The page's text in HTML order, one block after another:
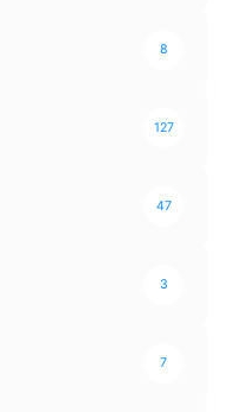
8
127
47
3
7